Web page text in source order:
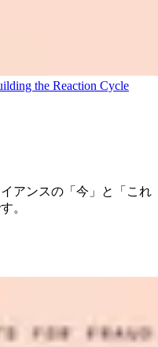
the Reaction Cycle
アンスの「今」と「これ
。